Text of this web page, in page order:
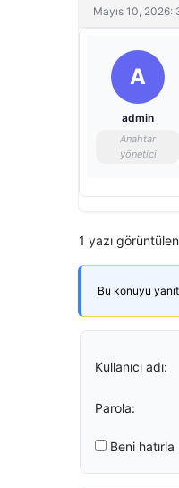
Mayıs 10, 2026:
A
admin
Anahtar
yönetici
1 yazı
Bu konuyu
Kullanıcı adı:
Parola:
Beni hatırla